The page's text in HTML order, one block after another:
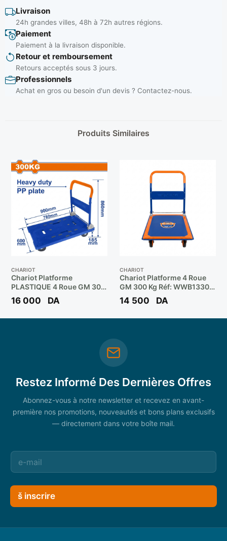
Livraison
24h grandes villes, 48h à 72h autres régions.
Paiement
Paiement à la livraison disponible.
Retour et remboursement
Retours acceptés sous 3 jours.
Professionnels
Achat en gros ou besoin d'un devis ? Contactez-nous.
Produits Similaires
CHARIOT
Chariot Platforme
PLASTIQUE 4 Roue GM 300
Kg Réf: WWB1530 **
WADFOW
16 000 DA
CHARIOT
Chariot Platforme 4 Roue
GM 300 Kg Réf: WWB1330
** WADFOW
14 500 DA
Restez Informé Des Dernières Offres
Abonnez-vous à notre newsletter et recevez en avant-
première nos promotions, nouveautés et bons plans exclusifs
— directement dans votre boîte mail.
š inscrire